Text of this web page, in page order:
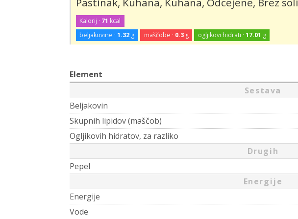
Kalorij · 71 kcal
beljakovine ·1.32 g maščobe · 0.3g ogljikovi hidrati · 17.01 g
Element
Sestava
Beljakovin
Skupnih lipidov (maščob)
Ogljikovih hidratov, za razliko
Drugih
Pepel
Energije
Energije
Vode